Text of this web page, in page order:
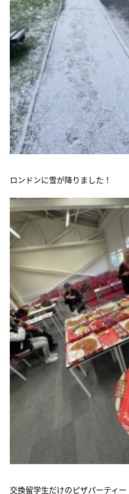
ロンドンに雪が降りました！
交換留学生だけのピザパーティー